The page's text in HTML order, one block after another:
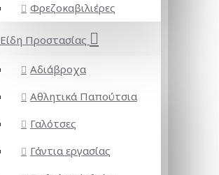
Φρεζοκαβιλιέρες
Είδη Προστασίας
Αδιάβροχα
Αθλητικά Παπούτσια
Γαλότσες
Γάντια εργασίας